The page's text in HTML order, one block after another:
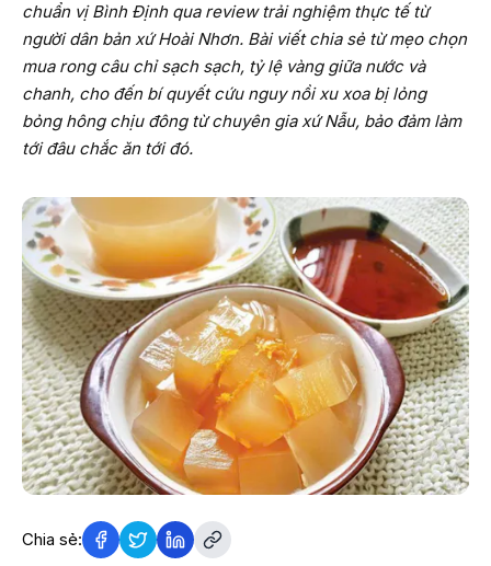
chuẩn vị Bình Định qua review trải nghiệm thực tế từ
người dân bản xứ Hoài Nhơn. Bài viết chia sẻ từ mẹo chọn
mua rong câu chỉ sạch sạch, tỷ lệ vàng giữa nước và
chanh, cho đến bí quyết cứu nguy nồi xu xoa bị lỏng
bỏng hông chịu đông từ chuyên gia xứ Nẫu, bảo đảm làm
tới đâu chắc ăn tới đó.
Chia sẻ: